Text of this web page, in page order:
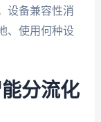
设备兼容性消
、使用何种设
分流化